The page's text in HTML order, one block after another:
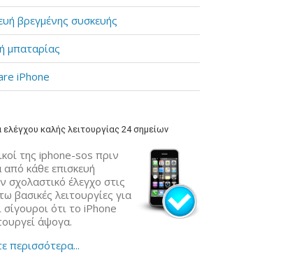
βρεγμένης συσκευής
μπαταρίας
iPhone
ελέγχου καλής λειτουργίας 24 σημείων
της iphone-sos πριν
από κάθε επισκευή
σχολαστικό έλεγχο στις
βασικές λειτουργίες για
σίγουροι ότι το iPhone
άψογα.
περισσότερα...